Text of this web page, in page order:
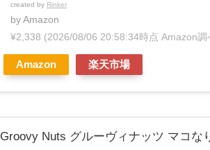
created by Rinker
by Amazon
¥2,338 (2026/08/06 20:58:34時点 Amazon調
Amazon 楽天市場
Groovy Nuts グルーヴィナッツ マコな